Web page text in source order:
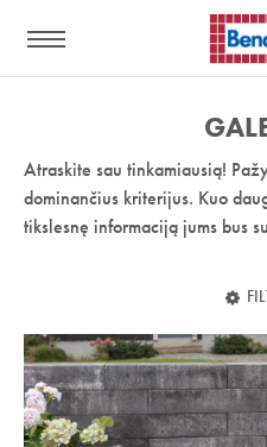
nuoroda:
Atraskite sau tinkamiausią!
dominančius kriterijus. Kuo
tikslesnę informaciją jums bus